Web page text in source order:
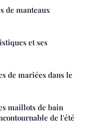
de manteaux
et ses
de mariées dans le
maillots de bain
de l'été